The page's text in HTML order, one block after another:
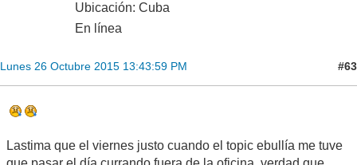
Ubicación: Cuba
En línea
Lunes 26 Octubre 2015 13:43:59 PM #63
Lastima que el viernes justo cuando el topic ebullía me tuve